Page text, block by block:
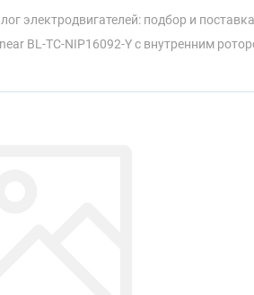
электродвигателей: подбор и
BL-TC-NIP16092-Y с внутренним